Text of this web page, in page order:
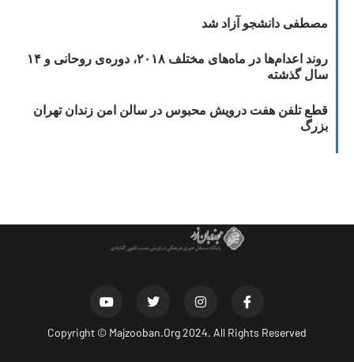
مصطفی دانشجو آزاد شد
روند اعدام‌ها در ماه‌های مختلف ۲۰۱۸، دوره‌ی روحانی و ۱۴
سال گذشته
قطع تلفن هفت درویش محبوس در سالن امن زندان تهران
بزرگ
Copyright © Majzooban.Org2024. All Rights Reserved